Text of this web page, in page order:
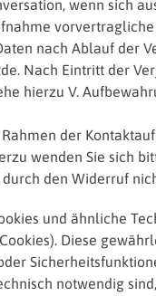
wenn sich
nach Ablauf der
Nach Eintritt der
hierzu V.
der
wenden Sie sich
den Widerruf
und ähnliche
Diese
notwendig